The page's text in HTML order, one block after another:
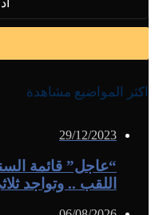
مشاهدة
29/12/
قائمة السنغال
.. وتواجد ثلاثي